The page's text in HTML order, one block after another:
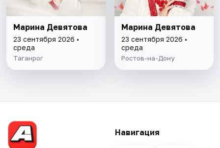
Марина Девятова
23 сентября 2026 •
среда
Таганрог
Марина Девятова
23 сентября 2026 •
среда
Ростов-на-Дону
Навигация